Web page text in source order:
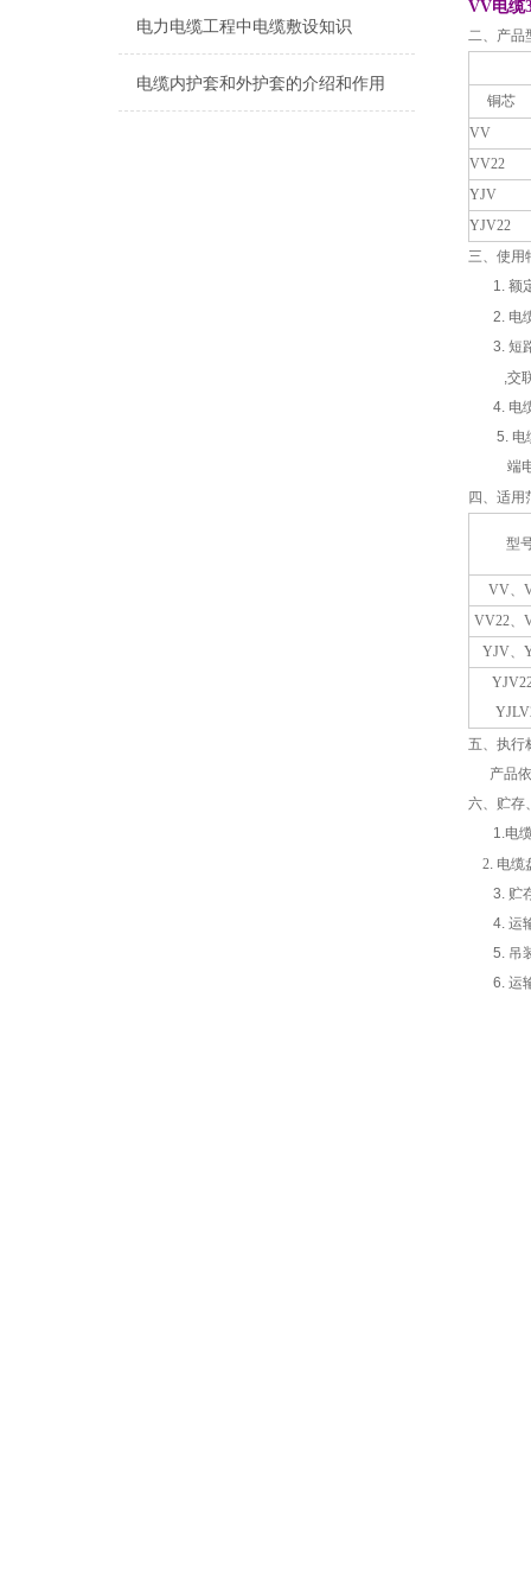
电力电缆工程中电缆敷设知识
电缆内护套和外护套的介绍和作用
VV电缆
二、产品
铜芯
VV
VV22
YJV
YJV22
三、使用
1. 额定
2. 电
3. 短路
,交联
4. 电缆
5. 电缆
端电缆
四、适用
型
VV、
VV22、
YJV、
五、执行
产品依
六、贮存
1.电
2. 电缆
3. 贮存
4. 运输
5. 吊装
6. 运输